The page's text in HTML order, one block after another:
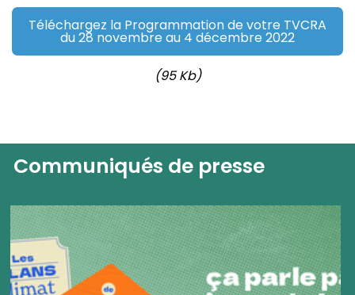
Téléchargez la Programmation de votre TVCRA
du 28 novembre au 4 décembre 2022
(95 Kb)
Communiqués de presse